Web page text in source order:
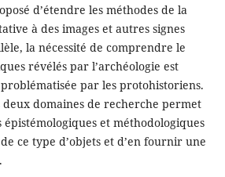
d’étendre les méthodes de la
à des images et autres signes
la nécessité de comprendre le
révélés par l’archéologie est
par les protohistoriens.
deux domaines de recherche permet
épistémologiques et méthodologiques
ce type d’objets et d’en fournir une